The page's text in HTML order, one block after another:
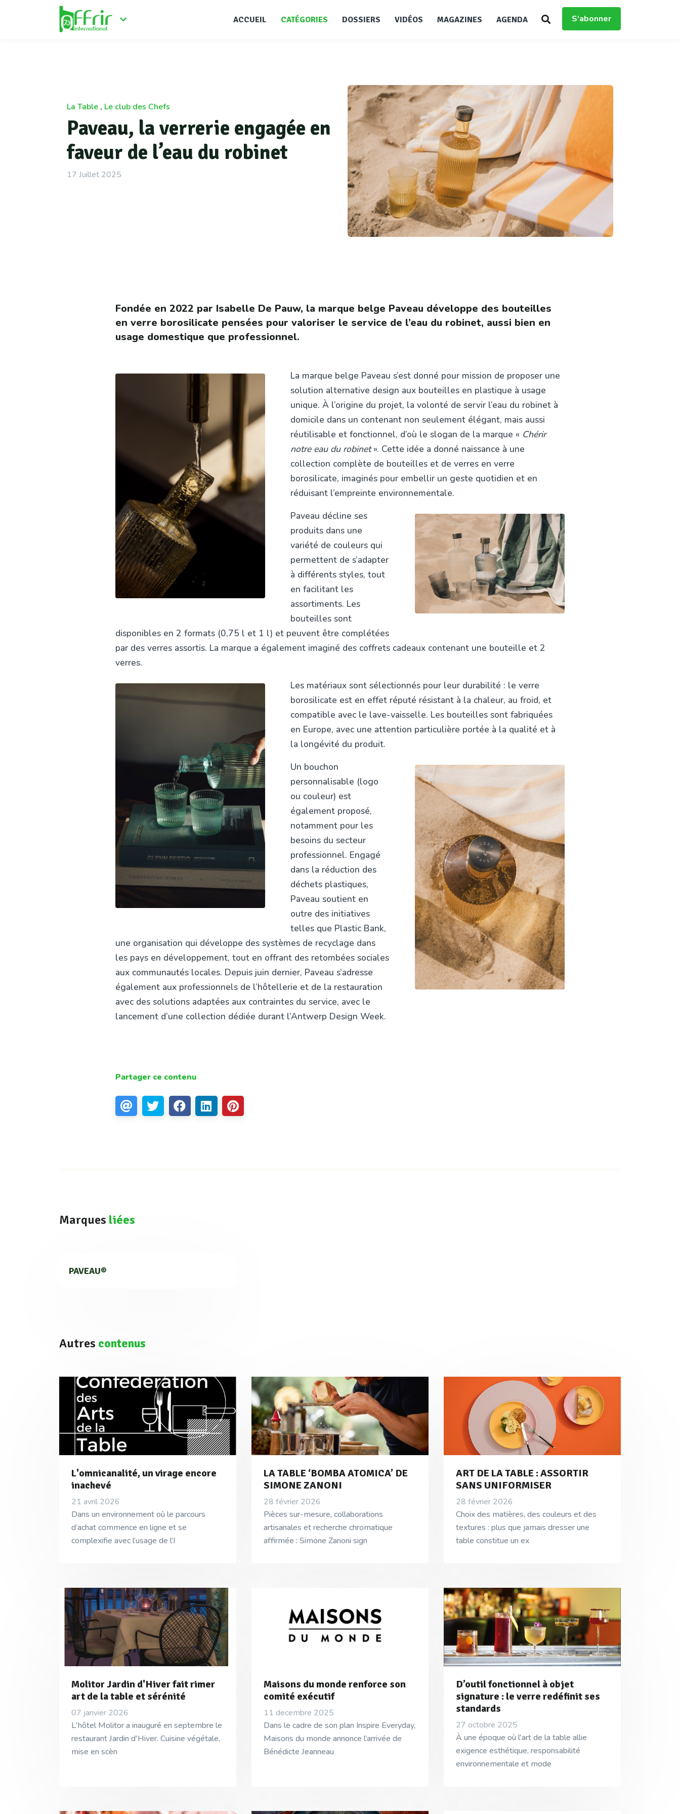
ACCUEIL CATÉGORIES DOSSIERS VIDÉOS MAGAZINES AGENDA S'abonner
La Table , Le club des Chefs
Paveau, la verrerie engagée en
faveur de l’eau du robinet
17 Juillet 2025
Fondée en 2022 par Isabelle De Pauw, la marque belge Paveau développe des bouteilles
en verre borosilicate pensées pour valoriser le service de l’eau du robinet, aussi bien en
usage domestique que professionnel.
La marque belge Paveau s’est donné pour mission de proposer une
solution alternative design aux bouteilles en plastique à usage
unique. À l’origine du projet, la volonté de servir l’eau du robinet à
domicile dans un contenant non seulement élégant, mais aussi
réutilisable et fonctionnel, d’où le slogan de la marque « Chérir
notre eau du robinet». Cette idée a donné naissance à une
collection complète de bouteilles et de verres en verre
borosilicate, imaginés pour embellir un geste quotidien et en
réduisant l’empreinte environnementale.
Paveau décline ses
produits dans une
variété de couleurs qui
permettent de s’adapter
à différents styles, tout
en facilitant les
assortiments. Les
bouteilles sont
disponibles en 2 formats (0,75 l et 1 l) et peuvent être complétées
par des verres assortis. La marque a également imaginé des coffrets cadeaux contenant une bouteille et 2
verres.
Les matériaux sont sélectionnés pour leur durabilité : le verre
borosilicate est en effet réputé résistant à la chaleur, au froid, et
compatible avec le lave-vaisselle. Les bouteilles sont fabriquées
en Europe, avec une attention particulière portée à la qualité et à
la longévité du produit.
Un bouchon
personnalisable (logo
ou couleur) est
également proposé,
notamment pour les
besoins du secteur
professionnel. Engagé
dans la réduction des
déchets plastiques,
Paveau soutient en
outre des initiatives
telles que Plastic Bank,
une organisation qui développe des systèmes de recyclage dans
les pays en développement, tout en offrant des retombées sociales
aux communautés locales. Depuis juin dernier, Paveau s’adresse
également aux professionnels de l’hôtellerie et de la restauration
avec des solutions adaptées aux contraintes du service, avec le
lancement d’une collection dédiée durant l’Antwerp Design Week.
Partager ce contenu
Marques liées
PAVEAU®
Autres contenus
L'omnicanalité, un virage encore
inachevé
21 avril 2026
Dans un environnement où le parcours
d’achat commence en ligne et se
complexifie avec l’usage de l’I
LA TABLE ‘BOMBA ATOMICA’ DE
SIMONE ZANONI
28 février 2026
Pièces sur-mesure, collaborations
artisanales et recherche chromatique
affirmée : Simone Zanoni sign
ART DE LA TABLE : ASSORTIR
SANS UNIFORMISER
28 février 2026
Choix des matières, des couleurs et des
textures : plus que jamais dresser une
table constitue un ex
Molitor Jardin d'Hiver fait rimer
art de la table et sérénité
07 janvier 2026
L'hôtel Molitor a inauguré en septembre le
restaurant Jardin d'Hiver. Cuisine végétale,
mise en scèn
Maisons du monde renforce son
comité exécutif
11 decembre 2025
Dans le cadre de son plan Inspire Everyday,
Maisons du monde annonce l’arrivée de
Bénédicte Jeanneau
D’outil fonctionnel à objet
signature : le verre redéfinit ses
standards
27 octobre 2025
À une époque où l'art de la table allie
exigence esthétique, responsabilité
environnementale et mode